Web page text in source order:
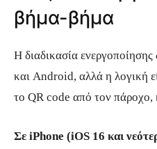
βήμα-βήμα
Η διαδικασία
και Android, αλλά η λογική
το QR code από τον πάροχο,
Σε iPhone (iOS 16 και